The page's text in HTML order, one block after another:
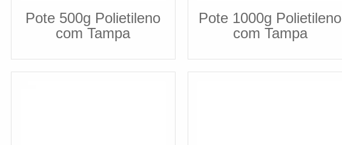
Pote 500g Polietileno
com Tampa
Pote 1000g Polietileno
com Tampa